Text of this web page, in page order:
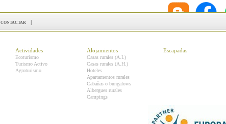
contactar |
Actividades
Ecoturismo
Turismo Activo
Agroturismo
Alojamientos
Casas rurales (A.I.)
Casas rurales (A.H.)
Hoteles
Apartamentos rurales
Cabañas o bungalows
Albergues rurales
Campings
Escapadas